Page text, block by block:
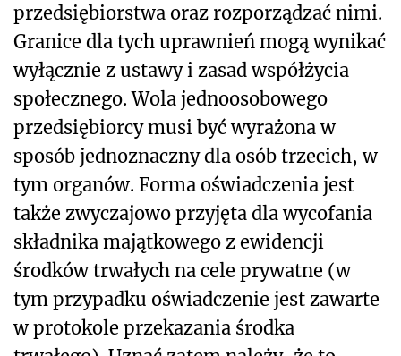
przedsiębiorstwa oraz rozporządzać nimi.
Granice dla tych uprawnień mogą wynikać
wyłącznie z ustawy i zasad współżycia
społecznego. Wola jednoosobowego
przedsiębiorcy musi być wyrażona w
sposób jednoznaczny dla osób trzecich, w
tym organów. Forma oświadczenia jest
także zwyczajowo przyjęta dla wycofania
składnika majątkowego z ewidencji
środków trwałych na cele prywatne (w
tym przypadku oświadczenie jest zawarte
w protokole przekazania środka